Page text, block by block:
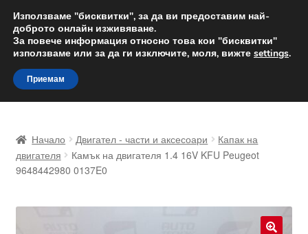
ДОСТАВКА от 12 лв.
Доставка по целия свят
Skip
to
navigation
Skip
to
content
Доставка по целия свят
Начало Двигател - части и аксесоари
Капак на
двигателя
Камък на двигателя 1.4 16V KFU Peugeot
9648442980 0137E0
Използваме "бисквитки", за да ви предоставим най-
доброто онлайн изживяване.
За повече информация относно това кои "бисквитки"
използваме или за да ги изключите, моля, вижте settings.
Приемам